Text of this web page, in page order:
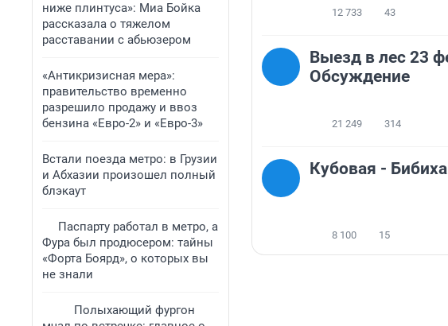
ниже плинтуса»: Миа Бойка
рассказала о тяжелом
расставании с абьюзером
«Антикризисная мера»:
правительство временно
разрешило продажу и ввоз
бензина «Евро-2» и «Евро-3»
Встали поезда метро: в Грузии
и Абхазии произошел полный
блэкаут
Паспарту работал в метро, а
Фура был продюсером: тайны
«Форта Боярд», о которых вы
не знали
Полыхающий фургон
12 733 43
Выезд в лес 23
Обсуждение
21 249 314
Кубовая - Бибиха
8 100 15